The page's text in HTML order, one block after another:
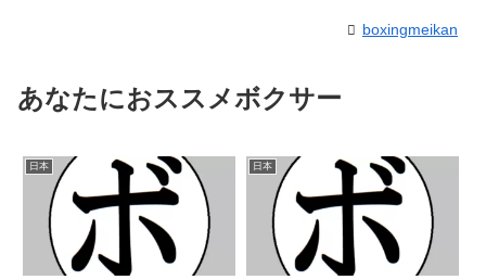
boxingmeikan
あなたにおススメボクサー
日本 日本